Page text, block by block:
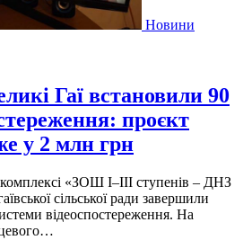
Новини
Гаї встановили 90
проєкт
у 2 млн грн
«ЗОШ І–ІІІ ступенів – ДНЗ
сільської ради завершили
відеоспостереження. На